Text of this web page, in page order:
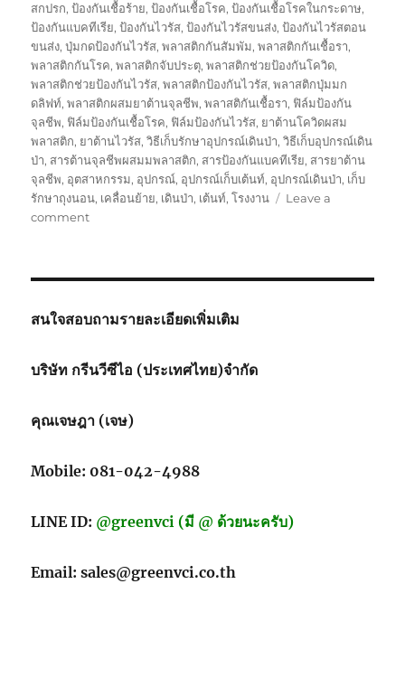
สกปรก,ป้องกันเชื้อร้าย,ป้องกันเชื้อโรค,ป้องกันเชื้อโรคในกระดาษ,
ป้องกันแบคทีเรีย,ป้องกันไวรัส,ป้องกันไวรัสขนส่ง,ป้องกันไวรัสตอน
ขนส่ง,ปุ่มกดป้องกันไวรัส,พลาสติกกันสัมพัม,พลาสติกกันเชื้อรา,
พลาสติกกันโรค,พลาสติกจับประตุ,พลาสติกช่วยป้องกันโควิด,
พลาสติกช่วยป้องกันไวรัส,พลาสติกป้องกันไวรัส,พลาสติกปุ่มมก
ดลิฟท์,พลาสติกผสมยาต้านจุลชีพ,พลาสติกันเชื้อรา, ฟิล์มป้องกัน
จุลชีพ, ฟิล์มป้องกันเชื้อโรค, ฟิล์มป้องกันไวรัส, ยาต้านโควิดผสม
พลาสติก, ยาต้านไวรัส,วิธีเก็บรักษาอุปกรณ์เดินป่า,วิธีเก็บอุปกรณ์เดิน
ป่า, สารต้านจุลชีพผสมมพลาสติก, สารป้องกันแบคทีเรีย, สารยาต้าน
จุลชีพ, อุตสาหกรรม, อุปกรณ์, อุปกรณ์เก็บเต้นท์, อุปกรณ์เดินป่า, เก็บ
รักษาถุงนอน, เคลื่อนย้าย, เดินป่า, เต้นท์,โรงงาน
Leave a
commenton
ซ้ำ
เก็บ
ขนส่ง
สนใจสอบถามรายละเอียดเพิ่มเติม
บริษัท กรีนวีซีไอ (ประเทศไทย)จำกัด
คุณเจษฎา (เจษ)
Mobile: 081-042-4988
LINE ID: @greenvci (มี @ ด้วยนะครับ)
Email: sales@greenvci.co.th